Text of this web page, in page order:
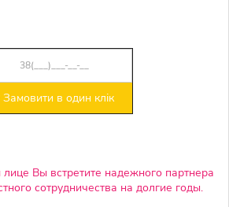
Замовити в один клік
Вы встретите надежного партнера
сотрудничества на долгие годы.